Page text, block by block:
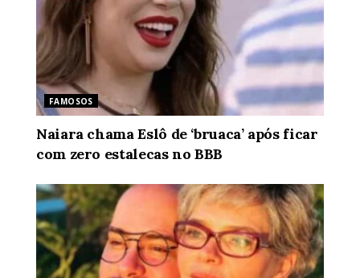
FAMOSOS
Naiara chama Eslô de ‘bruaca’ após ficar
com zero estalecas no BBB